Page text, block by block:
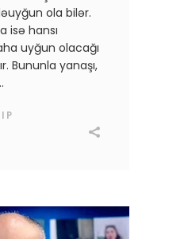
ola bilər.
isə hansı
uyğun olacağı
Bununla yanaşı,